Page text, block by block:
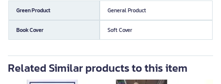
Green Product General Product
Book Cover Soft Cover
Related Similar products to this item